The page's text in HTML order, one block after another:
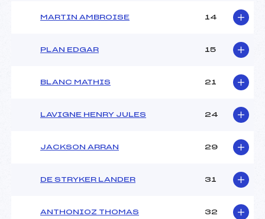
MARTIN AMBROISE 14
PLAN EDGAR 15
BLANC MATHIS 21
LAVIGNE HENRY JULES 24
JACKSON ARRAN 29
DE STRYKER LANDER 31
ANTHONIOZ THOMAS 32